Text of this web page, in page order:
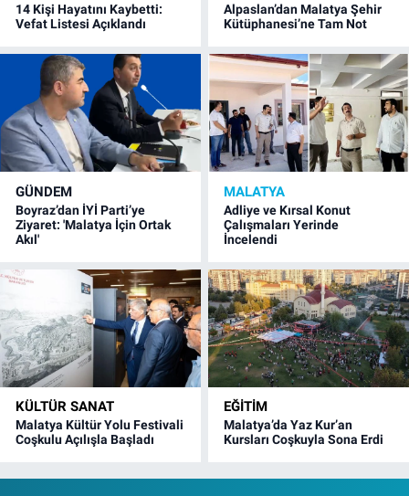
14 Kişi Hayatını Kaybetti:
Vefat Listesi Açıklandı
Alpaslan’dan Malatya Şehir
Kütüphanesi’ne Tam Not
GÜNDEM
Boyraz’dan İYİ Parti’ye
Ziyaret: 'Malatya İçin Ortak
Akıl'
MALATYA
Adliye ve Kırsal Konut
Çalışmaları Yerinde
İncelendi
KÜLTÜR SANAT
Malatya Kültür Yolu Festivali
Coşkulu Açılışla Başladı
EĞITIM
Malatya’da Yaz Kur’an
Kursları Coşkuyla Sona Erdi